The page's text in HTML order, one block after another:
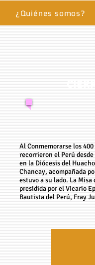
¿Quiénes somos?
Al Conmemorarse los
recorrieron el Perú
en la Diócesis del
Chancay, acompañada
estuvo a su lado. La
presidida por el Vicario
Bautista del Perú, Fray